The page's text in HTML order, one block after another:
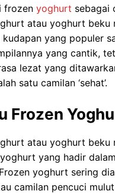
frozen yoghurt sebagai
atau yoghurt beku
kudapan yang populer
yang cantik,
lezat yang
satu camilan ‘sehat’.
Frozen
atau yoghurt beku
yang hadir
yoghurt sering
camilan pencuci